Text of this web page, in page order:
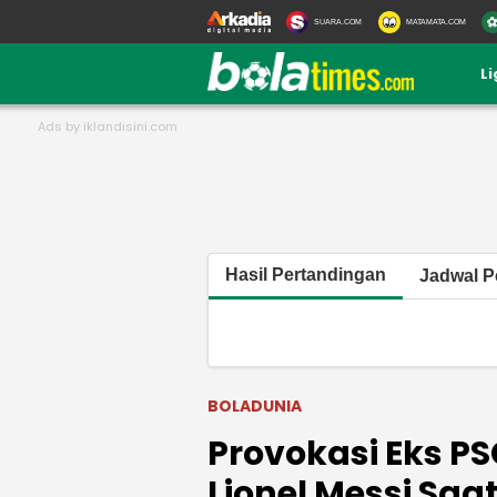
SUARA.COM MATAMATA.COM
Hasil Pertandingan Jadwal
BOLADUNIA
Provokasi Eks